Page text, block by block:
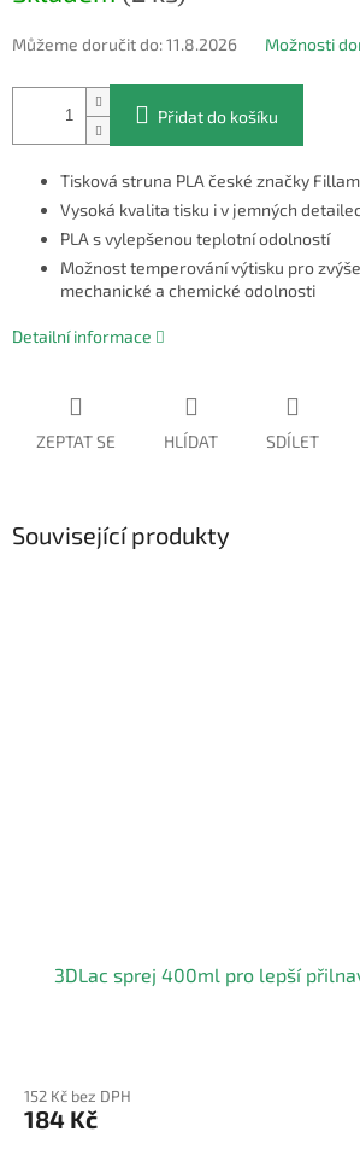
Můžeme doručit do:11.8.2026 Možnosti
Přidat do košíku
Tisková struna PLA české značky
Vysoká kvalita tisku i v jemných
PLA s vylepšenou teplotní odolností
Možnost temperování výtisku pro
mechanické a chemické odolnosti
Detailní informace
ZEPTAT SE HLÍDAT SDÍLET
Související produkty
3DLac sprej 400ml pro lepší
produktu
je
152 Kč bez DPH
184 Kč